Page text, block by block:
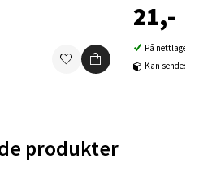
21,-
På nettlager
Kan sendes til
produkter
Velg
Trondheim